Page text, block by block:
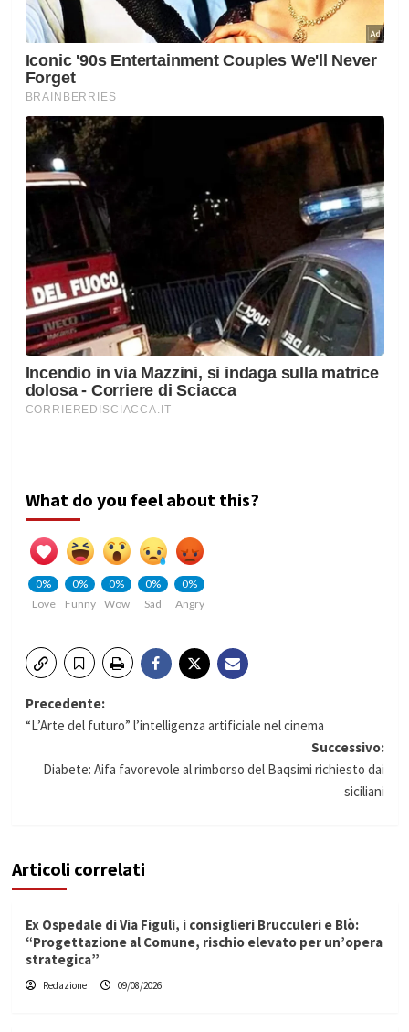
What do you feel about this?
0%
Love
0%
Funny
0%
Wow
0%
Sad
0%
Angry
Navigazione
Precedente:
“L’Arte del futuro” l’intelligenza artificiale nel cinema
Successivo:
Diabete: Aifa favorevole al rimborso del Baqsimi richiesto dai
siciliani
Articoli correlati
Ex Ospedale di Via Figuli, i consiglieri Brucculeri e Blò:
“Progettazione al Comune, rischio elevato per un’opera
strategica”
Redazione 09/08/2026